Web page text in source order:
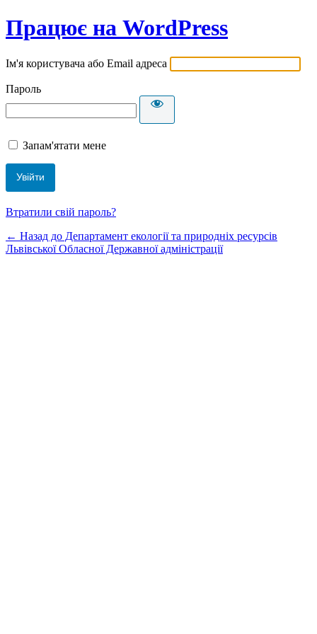
Працює на WordPress
Ім'я користувача або Email адреса
Пароль
Запам'ятати мене
Втратили свій пароль?
← Назад до Департамент екології та природніх ресурсів
Львівської Обласної Державної адміністрації